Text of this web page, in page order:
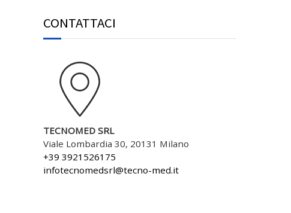
CONTATTACI
TECNOMED SRL
Viale Lombardia 30, 20131 Milano
+39 3921526175
infotecnomedsrl@tecno-med.it